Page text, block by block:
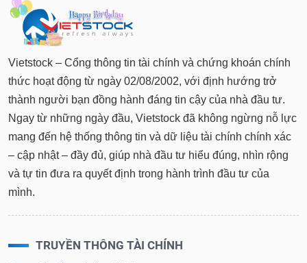
Vietstock – Cổng thông tin tài chính và chứng khoán chính
thức hoạt động từ ngày 02/08/2002, với định hướng trở
thành người bạn đồng hành đáng tin cậy của nhà đầu tư.
Ngay từ những ngày đầu, Vietstock đã không ngừng nỗ lực
mang đến hệ thống thông tin và dữ liệu tài chính chính xác
– cập nhật – đầy đủ, giúp nhà đầu tư hiểu đúng, nhìn rộng
và tự tin đưa ra quyết định trong hành trình đầu tư của
mình.
TRUYỀN THÔNG TÀI CHÍNH